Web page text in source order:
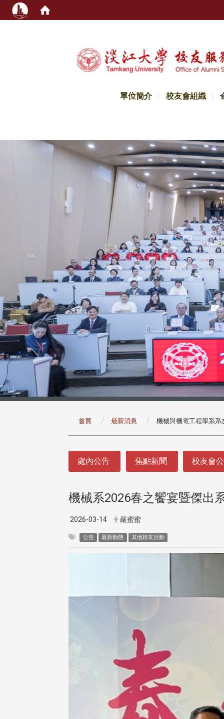
單位簡介 校友會組織
首頁 最新消息 機械與機電工程學系系
處內公告 焦點新聞 校友會
機械系2026春之饗宴暨傑出
2026-03-14 嚴蜜蜜
公告 最新動態 其他校友活動